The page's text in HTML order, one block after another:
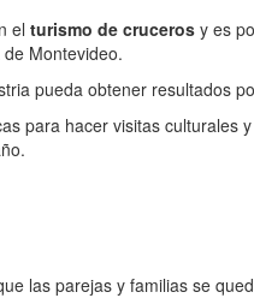
el turismo de cruceros y es
Montevideo.
pueda obtener resultados
para hacer visitas culturales
las parejas y familias se